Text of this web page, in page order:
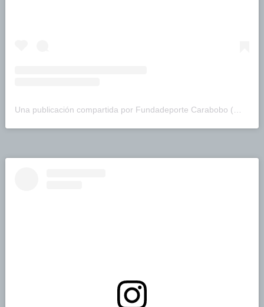
Una publicación compartida por Fundadeporte Carabobo (@fundadeporte)